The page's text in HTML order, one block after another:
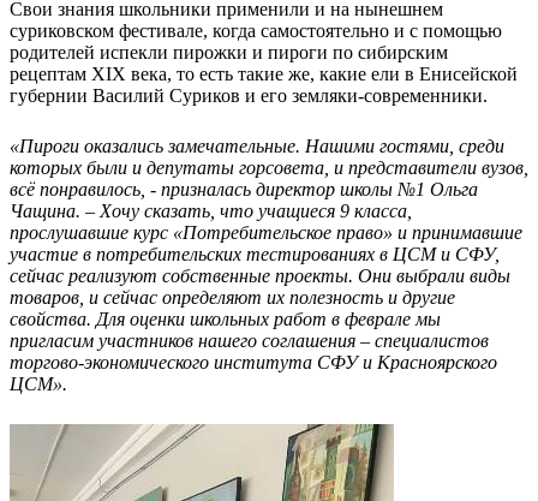
Свои знания школьники применили и на нынешнем
суриковском фестивале, когда самостоятельно и с помощью
родителей испекли пирожки и пироги по сибирским
рецептам XIX века, то есть такие же, какие ели в Енисейской
губернии Василий Суриков и его земляки-современники.
«Пироги оказались замечательные. Нашими гостями, среди
которых были и депутаты горсовета, и представители вузов,
всё понравилось, - призналась директор школы №1 Ольга
Чащина. – Хочу сказать, что учащиеся 9 класса,
прослушавшие курс «Потребительское право» и принимавшие
участие в потребительских тестированиях в ЦСМ и СФУ,
сейчас реализуют собственные проекты. Они выбрали виды
товаров, и сейчас определяют их полезность и другие
свойства. Для оценки школьных работ в феврале мы
пригласим участников нашего соглашения – специалистов
торгово-экономического института СФУ и Красноярского
ЦСМ».